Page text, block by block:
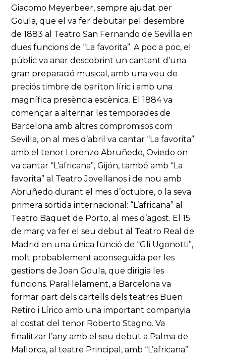
Giacomo Meyerbeer, sempre ajudat per
Goula, que el va fer debutar pel desembre
de 1883 al Teatro San Fernando de Sevilla en
dues funcions de “La favorita”. A poc a poc, el
públic va anar descobrint un cantant d’una
gran preparació musical, amb una veu de
preciós timbre de baríton líric i amb una
magnífica presència escènica. El 1884 va
començar a alternar les temporades de
Barcelona amb altres compromisos com
Sevilla, on al mes d’abril va cantar “La favorita”
amb el tenor Lorenzo Abruñedo, Oviedo on
va cantar “L’africana”, Gijón, també amb “La
favorita” al Teatro Jovellanos i de nou amb
Abruñedo durant el mes d’octubre, o la seva
primera sortida internacional: “L’africana” al
Teatro Baquet de Porto, al mes d’agost. El 15
de març va fer el seu debut al Teatro Real de
Madrid en una única funció de “Gli Ugonotti”,
molt probablement aconseguida per les
gestions de Joan Goula, que dirigia les
funcions. Paral·lelament, a Barcelona va
formar part dels cartells dels teatres Buen
Retiro i Lírico amb una important companyia
al costat del tenor Roberto Stagno. Va
finalitzar l’any amb el seu debut a Palma de
Mallorca, al teatre Principal, amb “L’africana”.